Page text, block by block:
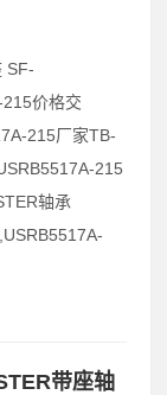
SF-
价格交
215厂家TB-
215
轴承
带座轴